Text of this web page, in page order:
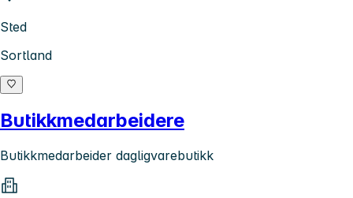
Sted
Sortland
Butikkmedarbeidere
Butikkmedarbeider dagligvarebutikk